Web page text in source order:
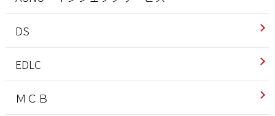
DS
EDLC
ＭＣＢ